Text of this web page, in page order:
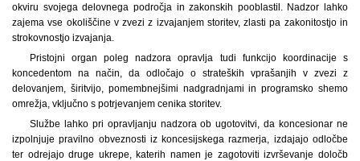
okviru svojega delovnega področja in zakonskih pooblastil. Nadzor lahko
zajema vse okoliščine v zvezi z izvajanjem storitev, zlasti pa zakonitostjo in
strokovnostjo izvajanja.
Pristojni organ poleg nadzora opravlja tudi funkcijo koordinacije s
koncedentom na način, da odločajo o strateških vprašanjih v zvezi z
delovanjem, širitvijo, pomembnejšimi nadgradnjami in programsko shemo
omrežja, vključno s potrjevanjem cenika storitev.
Službe lahko pri opravljanju nadzora ob ugotovitvi, da koncesionar ne
izpolnjuje pravilno obveznosti iz koncesijskega razmerja, izdajajo odločbe
ter odrejajo druge ukrepe, katerih namen je zagotoviti izvrševanje določb